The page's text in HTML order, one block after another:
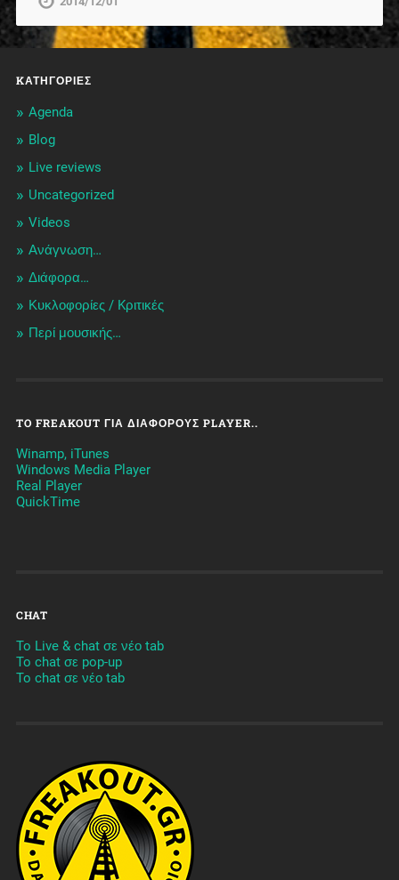
KΑΤΗΓΟΡΊΕΣ
Agenda
Blog
Live reviews
Uncategorized
Videos
Ανάγνωση…
Διάφορα…
Κυκλοφορίες / Kριτικές
Περί μουσικής…
TO FREAKOUT ΓΙΑ ΔΙΆΦΟΡΟΥΣ PLAYER..
Winamp, iTunes
Windows Media Player
Real Player
QuickTime
CHAT
To Live & chat σε νέο tab
To chat σε pop-up
To chat σε νέο tab